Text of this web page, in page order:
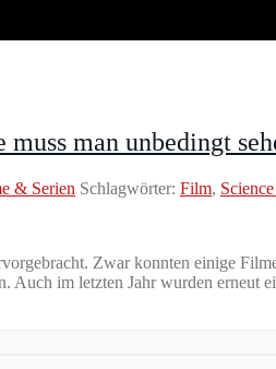
man unbedingt
& Serien Schlagwörter: Film,
Zwar konnten einige
Auch im letzten Jahr wurden